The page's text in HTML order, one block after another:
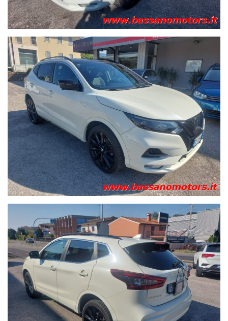
- 6 Airbag - ABS + EBD - Alette parasole con specchietto di
cortesia (guida e passeggero) illuminato - Antenna Shark -
Attacchi ISOFIX (x2) sedili posteriori - Avviso cambio di
corsia involontario - Bagagliaio con doppio fondo modulare -
Barre longitudinali al tetto di colore nero - Bluetooth -
Bracciolo centrale anteriore con vano- USB e presa 12V -
Bracciolo centrale posteriore con portabicchieri - Calotte
specchietti retrovisori esterni nere - Cambio DCT -
Cerchi in
lega da 19" wind neri- Chiusura centralizzata con sblocco
selettivo - Chiusura di sicurezza per bambini - Cinture di
sicurezza anteriori con pretensionatore - Climatizzatore
automatico bi-zona - Computer di bordo con display a colori
da 5" integrato nel quadro strumenti - Consolle centrale con
doppio portabicchieri - Controllo elettronico della trazione
(TCS) - Correttore assetto fari - Cruise control e limitatore di
velocità con comandi al volante - Fari a LED con sistema
intelligente di inseguimento della traiettoria - Fari automatici
intelligenti - Fari con sistema intelligente di inseguimento
della traiettoria - Fendinebbia anteriori - Filtro anti-particolato
DPF - Finiture bocchette d'areazione satinate - Finiture
paraurti anteriori e posteriori neri - Immobilizer (antifurto
Nissan Anti Theft System) - Indicatore temperatura esterna -
Indicatori di direzione integrati negli specchi retrovisori
esterni - Indicatori di direzione integrati nella firma LED -
Integrazione Smartphone (Apple CarPlay e Android Auto),
schermo touch screen da 7'' e com. vocali - Intelligent Around
View Monitor - Intelligent Ride Control - Intelligent Trace
Control (Sistema di controllo attivo della traiettoria) - Logo
hologram - Luci diurne a LED - Luci posteriori a LED 3D -
Navigatore sat. con mappe TomTom, Premium Live Traffic,
Aggiornamenti Over The Air (via smartphone) - Nissan